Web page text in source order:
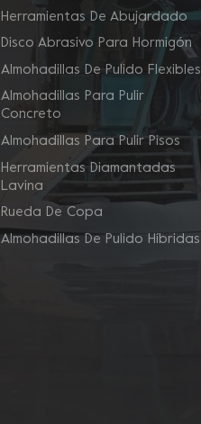
Herramientas De Abujardado
Disco Abrasivo Para Hormigón
Almohadillas De Pulido Flexibles
Almohadillas Para Pulir
Concreto
Almohadillas Para Pulir Pisos
Herramientas Diamantadas
Lavina
Rueda De Copa
Almohadillas De Pulido Híbridas